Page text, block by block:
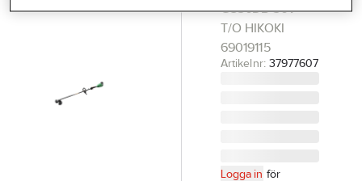
Företagsprofilering
CG36DB 36V
T/O HIKOKI
69019115
Artikelnr: 37977607
Logga in för